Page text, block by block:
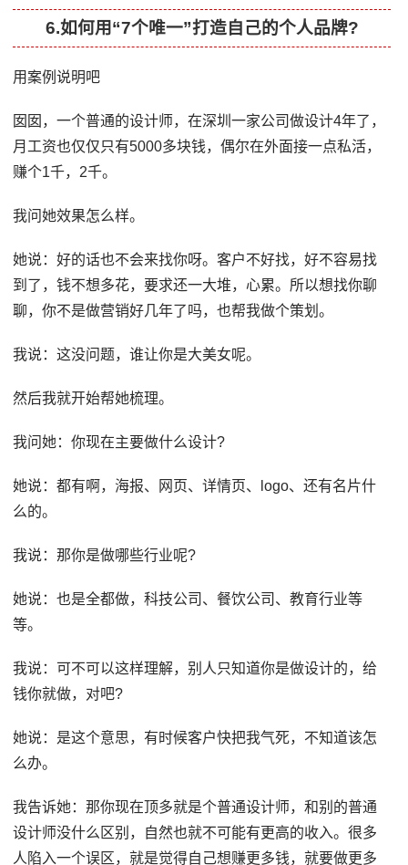
6.如何用“7个唯一”打造自己的个人品牌?
用案例说明吧
囡囡，一个普通的设计师，在深圳一家公司做设计4年了，
月工资也仅仅只有5000多块钱，偶尔在外面接一点私活，
赚个1千，2千。
我问她效果怎么样。
她说：好的话也不会来找你呀。客户不好找，好不容易找
到了，钱不想多花，要求还一大堆，心累。所以想找你聊
聊，你不是做营销好几年了吗，也帮我做个策划。
我说：这没问题，谁让你是大美女呢。
然后我就开始帮她梳理。
我问她：你现在主要做什么设计?
她说：都有啊，海报、网页、详情页、logo、还有名片什
么的。
我说：那你是做哪些行业呢?
她说：也是全都做，科技公司、餐饮公司、教育行业等
等。
我说：可不可以这样理解，别人只知道你是做设计的，给
钱你就做，对吧?
她说：是这个意思，有时候客户快把我气死，不知道该怎
么办。
我告诉她：那你现在顶多就是个普通设计师，和别的普通
设计师没什么区别，自然也就不可能有更高的收入。很多
人陷入一个误区，就是觉得自己想赚更多钱，就要做更多